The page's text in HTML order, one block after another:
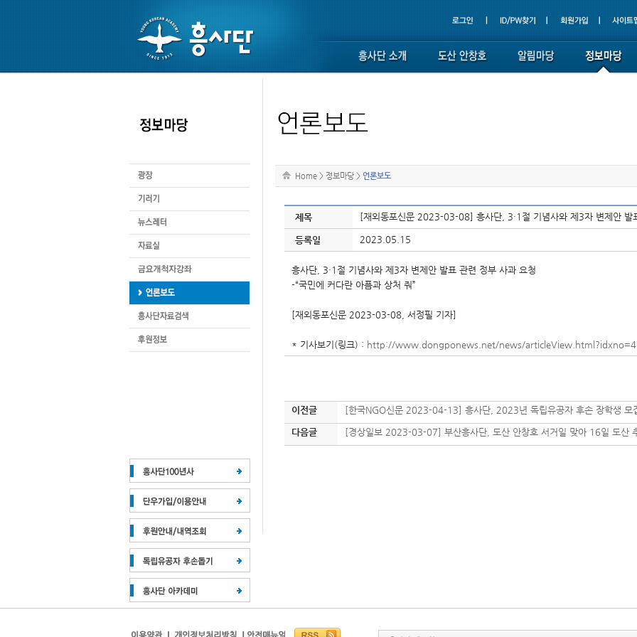
Home > 정보마당 > 언론보도
제목 [재외동포신문 2023-03-08] 흥사단, 3·1절 기념사와 제3자 변제안 발
등록일 2023.05.15
흥사단, 3·1절 기념사와 제3자 변제안 발표 관련 정부 사과 요청
-“국민에 커다란 아픔과 상처 줘”
[재외동포신문 2023-03-08, 서정필 기자]
* 기사보기(링크) : http://www.dongponews.net/news/
이전글 [한국NGO신문 2023-04-13] 흥사단, 2023년 독립유공자 후손 장학생 모
다음글 [경상일보 2023-03-07] 부산흥사단, 도산 안창호 서거일 맞아 16일 도산